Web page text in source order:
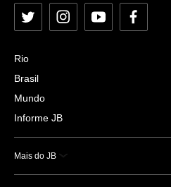
Twitter InstagramYouTubeFacebook
Rio
Brasil
Mundo
Informe JB
Mais do JB
Esportes